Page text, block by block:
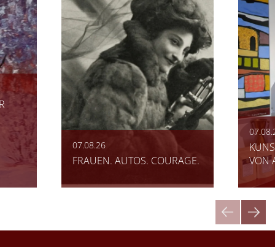
07.08.26
FRAUEN. AUTOS. COURAGE.
VON